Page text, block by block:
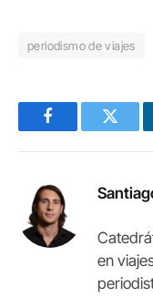
periodismo de viajes
Facebook
en